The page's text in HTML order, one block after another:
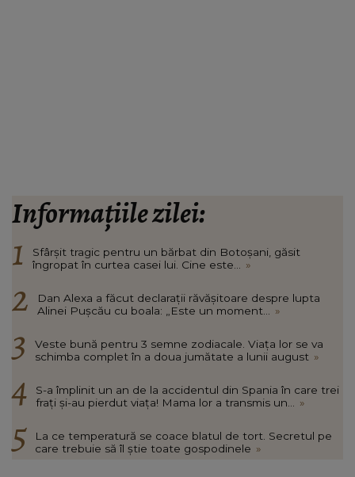
Informațiile zilei:
Sfârșit tragic pentru un bărbat din Botoșani, găsit
îngropat în curtea casei lui. Cine este...
»
Dan Alexa a făcut declarații răvășitoare despre lupta
Alinei Pușcău cu boala: „Este un moment...
»
Veste bună pentru 3 semne zodiacale. Viața lor se va
schimba complet în a doua jumătate a lunii august »
S-a împlinit un an de la accidentul din Spania în care trei
frați și-au pierdut viața! Mama lor a transmis un...
»
La ce temperatură se coace blatul de tort. Secretul pe
care trebuie să îl știe toate gospodinele »